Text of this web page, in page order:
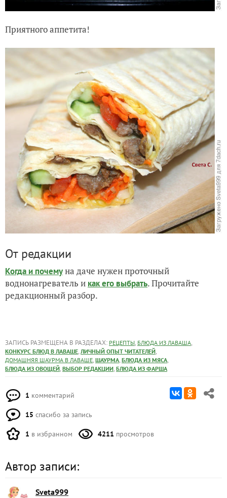
Приятного аппетита!
От редакции
Когда и почемуна даче нужен проточный
воднонагреватель и как его выбрать. Прочитайте
редакционный разбор.
ЗАПИСЬ РАЗМЕЩЕНА В РАЗДЕЛАХ: РЕЦЕПТЫ, БЛЮДА ИЗ ЛАВАША,
КОНКУРС БЛЮД В ЛАВАШЕ, ЛИЧНЫЙ ОПЫТ ЧИТАТЕЛЕЙ,
ДОМАШНЯЯ ШАУРМА В ЛАВАШЕ, ШАУРМА, БЛЮДА ИЗ МЯСА,
БЛЮДА ИЗ ОВОЩЕЙ, ВЫБОР РЕДАКЦИИ, БЛЮДА ИЗ ФАРША
1 комментарий
15 спасибо за запись
1 в избранном 4211 просмотров
Автор записи:
Sveta999